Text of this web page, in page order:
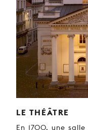
LE THÉÂTRE
En 1700, une